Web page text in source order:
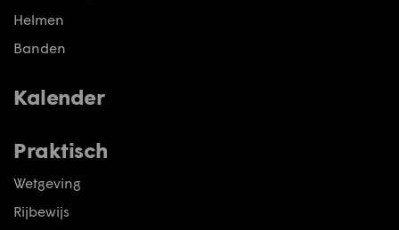
Helmen
Banden
Kalender
Praktisch
Wetgeving
Rijbewijs